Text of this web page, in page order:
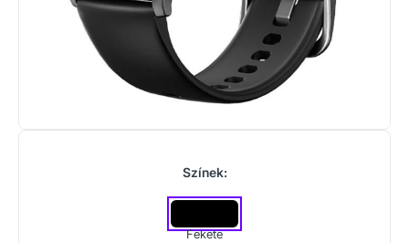
Színek:
Fekete